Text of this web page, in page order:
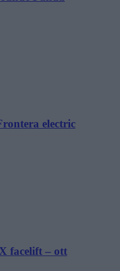
electric
facelift – ott